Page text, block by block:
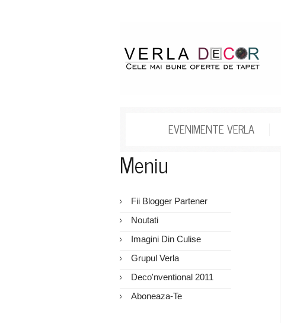
EVENIMENTE VERLA
Meniu
Fii Blogger Partener
Noutati
Imagini Din Culise
Grupul Verla
Deco'nventional 2011
Aboneaza-Te